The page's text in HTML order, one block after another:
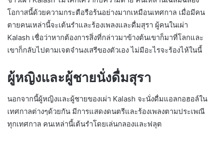
โอกาสนี้ด้วยความกระตือรือร้นอย่างมากเหมือนเทศกาล เมื่อมีคน
ตายคนเหล่านี้จะเต้นรำและร้องเพลงและดื่มสุรา ผู้คนในเผ่า
Kalash เชื่อว่าหากต้องการสิ่งที่กล่าวมาข้างต้นเขาก็มาที่โลกและ
เขาก็กลับไปตามเจตจำนงเสรีของตัวเอง ไม่มีอะไรจะร้องไห้ในนี้
ผู้หญิงและผู้ชายนั่งดื่มสุรา
นอกจากนี้ผู้หญิงและผู้ชายของเผ่า Kalash จะนั่งดื่มแอลกอฮอล์ใน
เทศกาลต่างๆด้วยกัน มีการแสดงดนตรีและร้องเพลงตามประเพณี
ทุกเทศกาล คนเหล่านี้เต้นรำโดยเล่นกลองและฟลุต